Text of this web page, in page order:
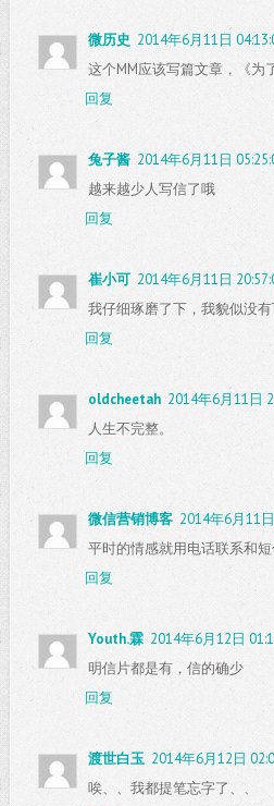
微历史 2014年6月11日
这个MM应该写篇文章，《为
回复
兔子酱 2014年6月11日
越来越少人写信了哦
回复
崔小可 2014年6月11日
我仔细琢磨了下，我貌似没有
回复
oldcheetah 2014年6月11日
人生不完整。
回复
微信营销博客 2014年6月11
平时的情感就用电话联系和短
回复
Youth.霖 2014年6月12日
明信片都是有，信的确少
回复
渡世白玉 2014年6月12日
唉、、我都提笔忘字了、、